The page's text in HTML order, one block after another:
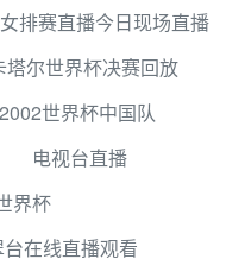
女排赛直播今日现场直播
塔尔世界杯决赛回放
2002世界杯中国队
电视台直播
界杯
在线直播观看